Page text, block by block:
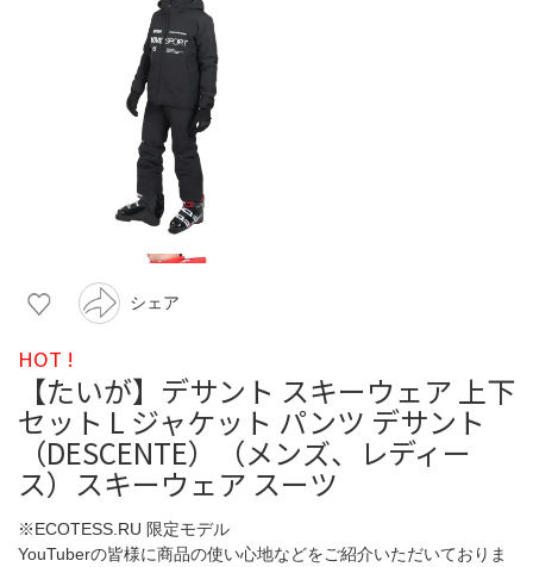
シェア
HOT !
【たいが】デサント スキーウェア 上下
セット L ジャケット パンツ デサント
（DESCENTE）（メンズ、レディー
ス）スキーウェア スーツ
※ECOTESS.RU 限定モデル
YouTuberの皆様に商品の使い心地などをご紹介いただいておりま